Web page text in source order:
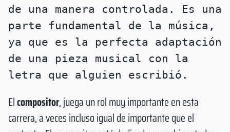
de una manera controlada. Es una
parte fundamental de la música,
ya que es la perfecta adaptación
de una pieza musical con la
letra que alguien escribió.
Elcompositor, juega un rol muy importante en esta
carrera, a veces incluso igual de importante que el